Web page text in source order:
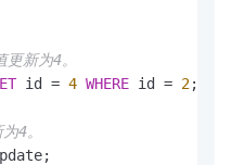
新为4。
id = 4 WHERE id = 2;
4。